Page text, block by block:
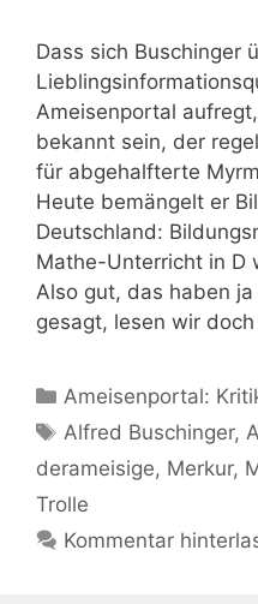
Dass sich Buschinger
Ameisenportal
bekannt sein, der
für abgehalfterte
Heute bemängelt er
Deutschland:
Mathe-Unterricht in D
Also gut, das haben
gesagt, lesen wir
Kategorien
Ameisenportal:
Schlagwörter
Alfred Buschinger,
derameisige, Merkur,
Trolle
Kommentar